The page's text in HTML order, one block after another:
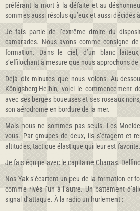
préférant la mort à la défaite et au
sommes aussi résolus qu’eux et aussi décidés
Je fais partie de l’extrême droite du
camarades. Nous avons comme consigne
formation. Dans le ciel, d’un blanc
s’effilochant à mesure que nous approchons de
Déjà dix minutes que nous volons. Au-
Königsberg-Helbin, voici le commencement
avec ses berges boueuses et ses roseaux
son aérodrome en bordure de la mer.
Mais nous ne sommes pas seuls. Les
vous. Par groupes de deux, ils s’étagent et
altitudes, tactique élastique qui leur est favorite.
Je fais équipe avec le capitaine Charras.
Nos Yak s’écartent un peu de la formation et
comme rivés l’un à l’autre. Un battement
signal d’attaque. À la radio un hurlement :